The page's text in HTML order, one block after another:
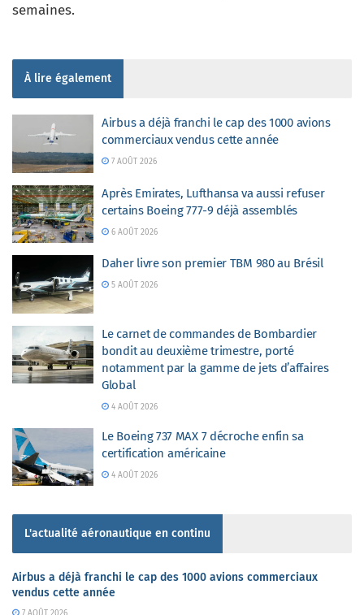
semaines.
À lire également
Airbus a déjà franchi le cap des 1000 avions
commerciaux vendus cette année
7 AOÛT 2026
Après Emirates, Lufthansa va aussi refuser
certains Boeing 777-9 déjà assemblés
6 AOÛT 2026
Daher livre son premier TBM 980 au Brésil
5 AOÛT 2026
Le carnet de commandes de Bombardier
bondit au deuxième trimestre, porté
notamment par la gamme de jets d’affaires
Global
4 AOÛT 2026
Le Boeing 737 MAX 7 décroche enfin sa
certification américaine
4 AOÛT 2026
L'actualité aéronautique en continu
Airbus a déjà franchi le cap des 1000 avions commerciaux
vendus cette année